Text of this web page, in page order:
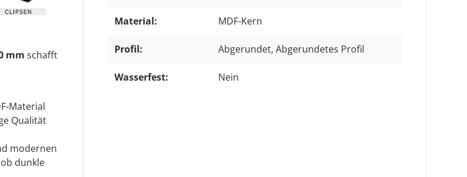
mm schafft
Material
Qualität
modernen
dunkle
Material: MDF-Kern
Profil: Abgerundet, Abgerundetes Profil
Wasserfest: Nein